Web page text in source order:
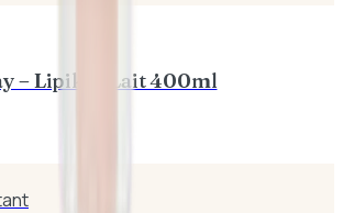
– Lipikar Lait 400ml